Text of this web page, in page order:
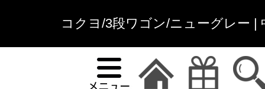
コクヨ/3段ワゴン/ニューグレー |